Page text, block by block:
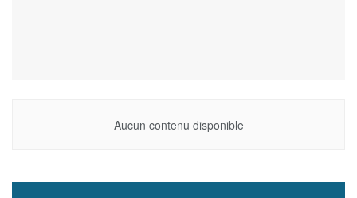
Aucun contenu disponible